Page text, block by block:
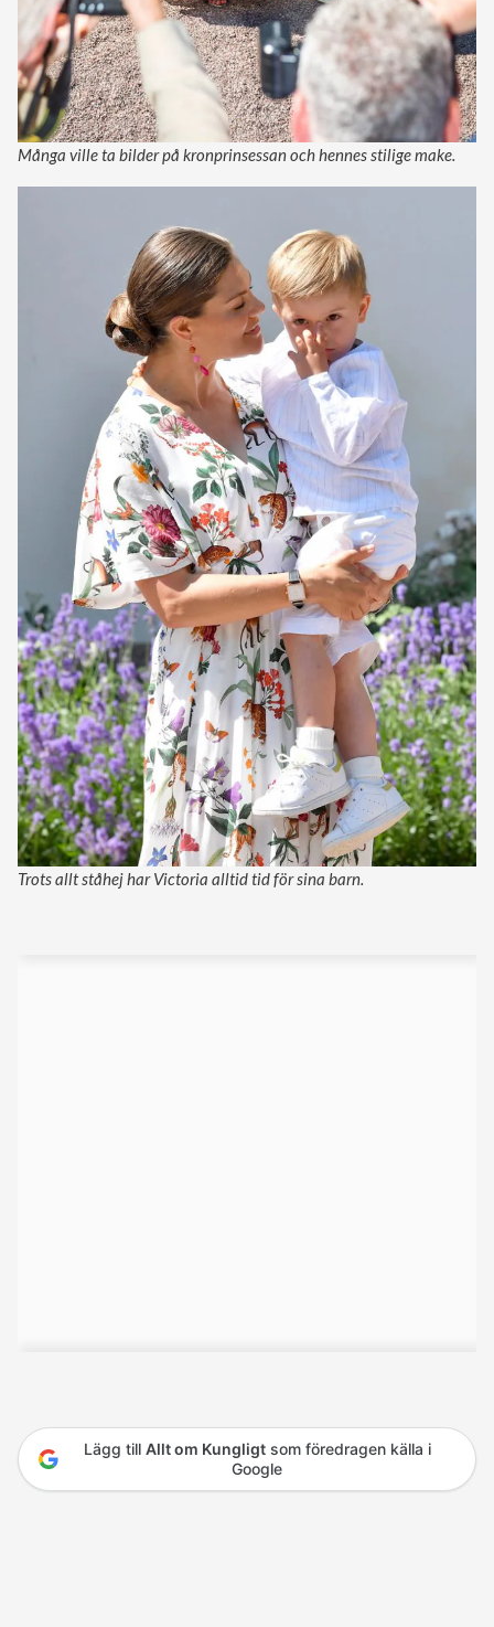
Många ville ta bilder på kronprinsessan och hennes stilige make.
Trots allt ståhej har Victoria alltid tid för sina barn.
Lägg till Allt om Kungligtsom föredragen källa i
Google